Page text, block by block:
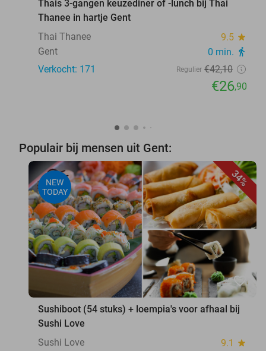
Thais 3-gangen keuzediner of -lunch bij Thai
Thanee in hartje Gent
Thai Thanee
9.5 star
Gent 0 min. directions_walk
Verkocht: 171 Regulier €42,10
€26,90
Populair bij mensen uit Gent:
34%
NEW
TODAY
favorite_border
Sushiboot (54 stuks) + loempia's voor afhaal bij
Sushi Love
Sushi Love
9.1 star